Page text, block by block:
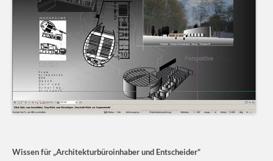
Wissen für „Architekturbüroinhaber und Entscheider“